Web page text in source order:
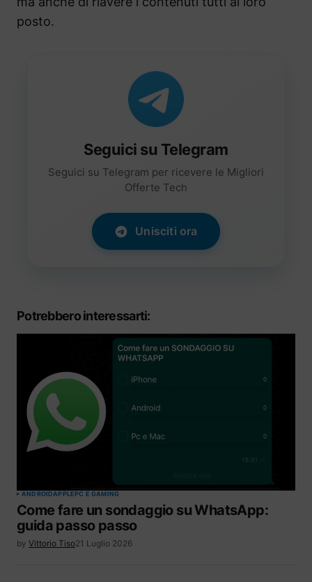
posto.
Seguici su Telegram
Seguici su Telegram per ricevere le Migliori
Offerte Tech
Unisciti ora
Potrebbero interessarti:
ANDROIDAPPLEPC E GAMING
Come fare un sondaggio su WhatsApp:
guida passo passo
by Vittorio Tiso21 Luglio 2026